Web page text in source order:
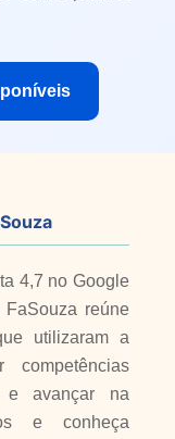
4,7 no Google
reúne
utilizaram a
competências
e avançar na
e conheça